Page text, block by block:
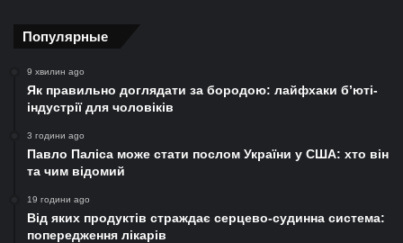
Популярные
9 хвилин ago
Як правильно доглядати за бородою: лайфхаки б’юті-
індустрії для чоловіків
3 години ago
Павло Паліса може стати послом України у США: хто він
та чим відомий
19 години ago
Від яких продуктів страждає серцево-судинна система:
попередження лікарів